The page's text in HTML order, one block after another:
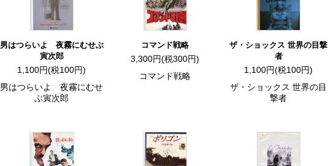
男はつらいよ 夜霧にむせぶ
寅次郎
1,100円(税100円)
男はつらいよ 夜霧にむせ
ぶ寅次郎
コマンド戦略
3,300円(税300円)
コマンド戦略
ザ・ショックス 世界の目撃
者
1,100円(税100円)
ザ・ショックス 世界の目
撃者